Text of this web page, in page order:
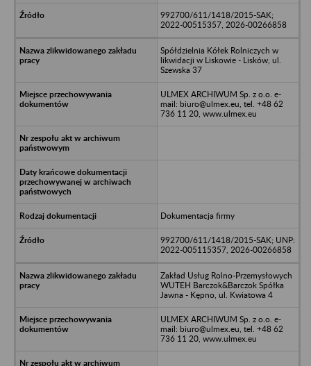
992700/611/1418/2015-SAK;
2022-00515357, 2026-00266858
Spółdzielnia Kółek Rolniczych w
likwidacji w Liskowie - Lisków, ul.
Szewska 37
ULMEX ARCHIWUM Sp. z o.o. e-
mail: biuro@ulmex.eu, tel. +48 62
736 11 20, www.ulmex.eu
Dokumentacja firmy
992700/611/1418/2015-SAK; UNP:
2022-005115357, 2026-00266858
Zakład Usług Rolno-Przemysłowych
WUTEH Barczok&Barczok Spółka
Jawna - Kępno, ul. Kwiatowa 4
ULMEX ARCHIWUM Sp. z o.o. e-
mail: biuro@ulmex.eu, tel. +48 62
736 11 20, www.ulmex.eu